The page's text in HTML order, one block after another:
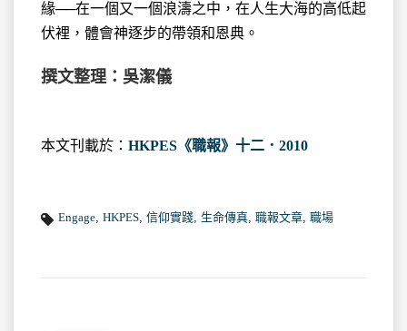
緣──在一個又一個浪濤之中，在人生大海的高低起
伏裡，體會神逐步的帶領和恩典。
撰文整理：吳潔儀
本文刊載於： HKPES《職報》十二．2010
Engage, HKPES, 信仰實踐, 生命傳真, 職報文章, 職場